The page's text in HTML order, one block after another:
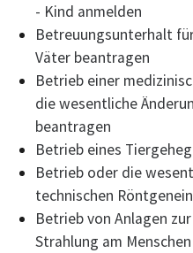
- Kind anmelden
Betreuungsunterhalt
Väter beantragen
Betrieb einer
die wesentliche
beantragen
Betrieb eines
Betrieb oder die
technischen
Betrieb von Anlagen
Strahlung am